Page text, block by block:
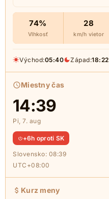
74%
Vlhkosť
28
km/h vietor
Východ:05:40 Západ:18:22
Miestny čas
14:39
Pi, 7. aug
+6h oproti SK
Slovensko: 08:39
UTC+08:00
Kurz meny